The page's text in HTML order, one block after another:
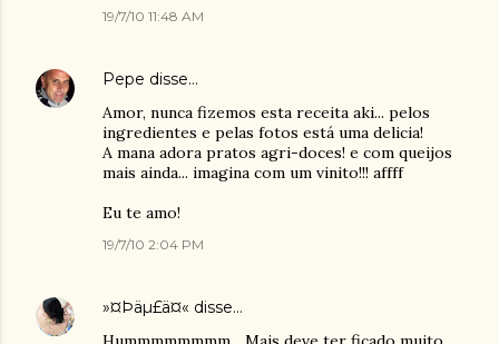
19/7/10 11:48 AM
Pepe disse…
Amor, nunca fizemos esta receita aki... pelos
ingredientes e pelas fotos está uma delicia!
A mana adora pratos agri-doces! e com queijos
mais ainda... imagina com um vinito!!! affff
Eu te amo!
19/7/10 2:04 PM
»¤Þäµ£ä¤« disse…